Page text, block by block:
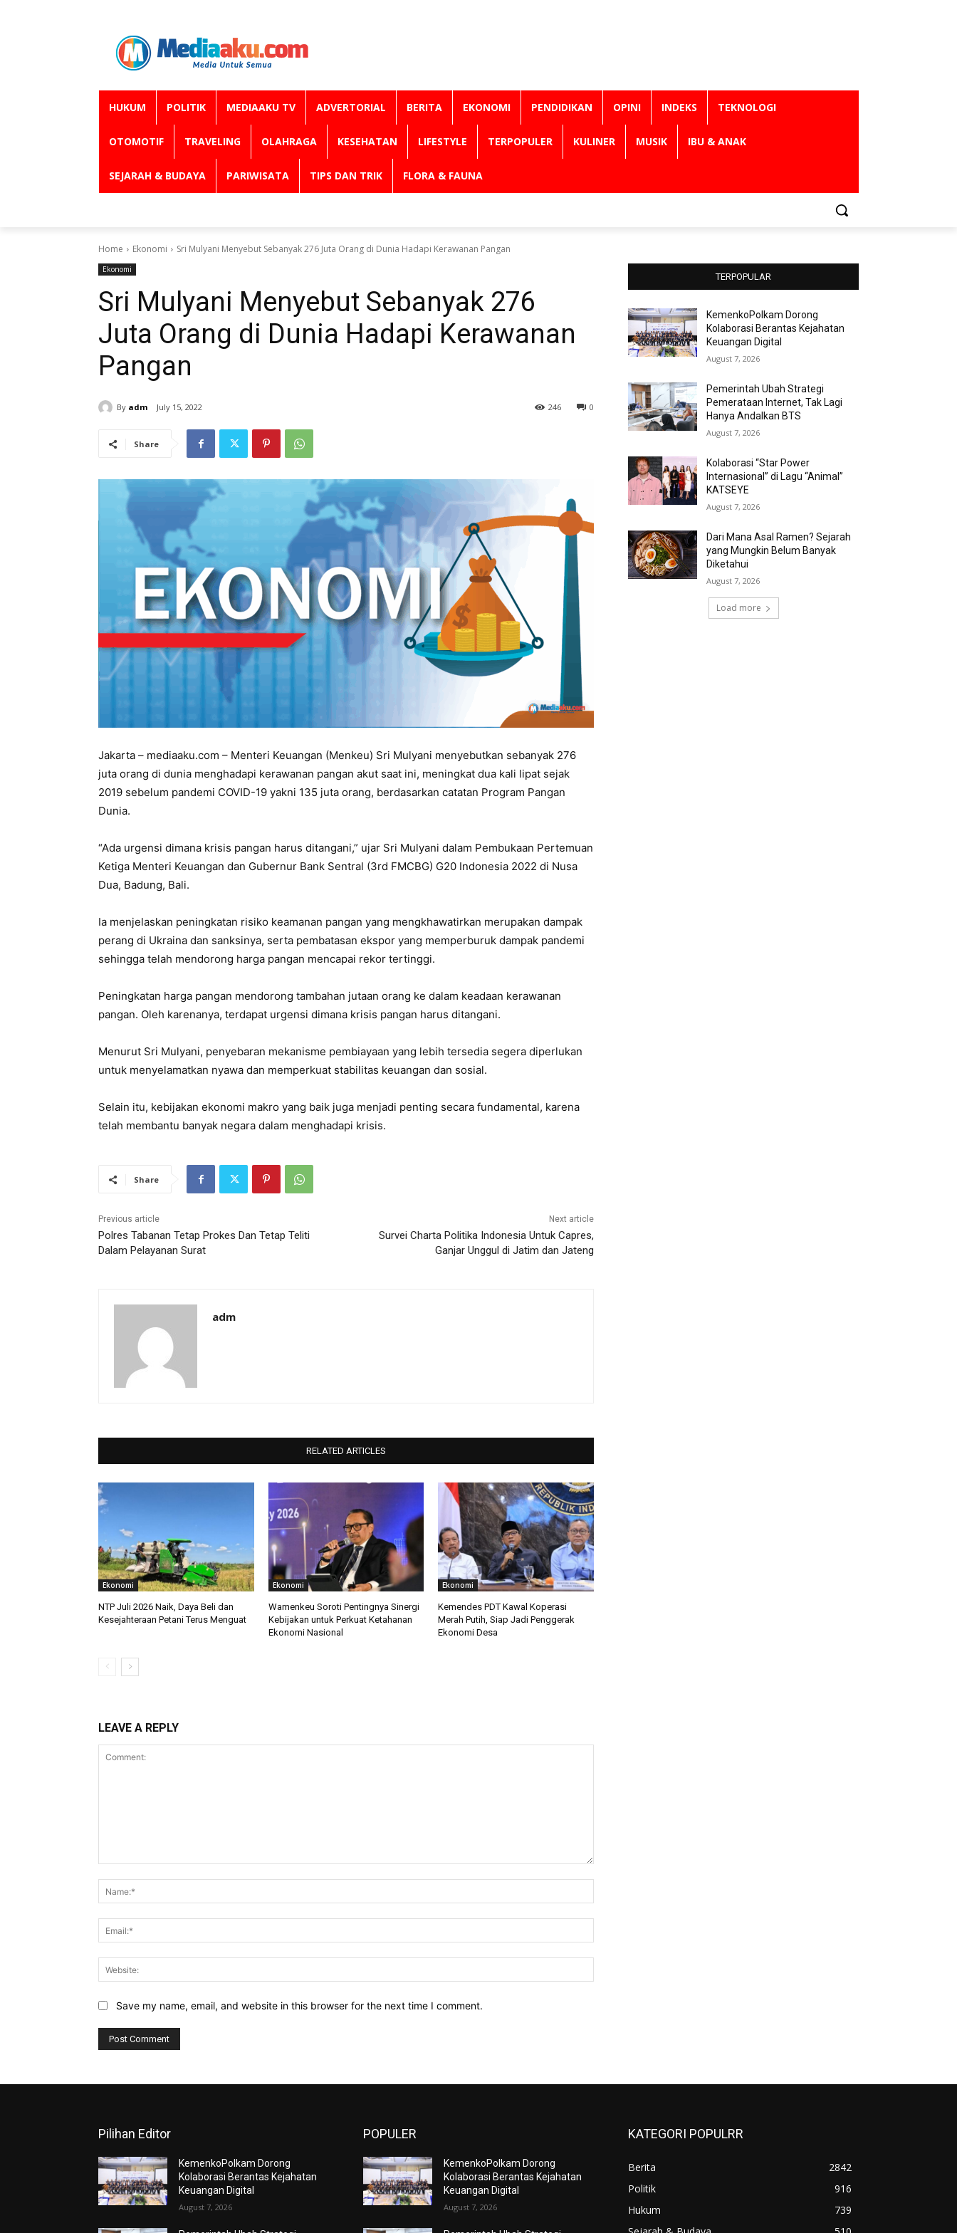
HUKUM POLITIK MEDIAAKU TV ADVERTORIAL BERITA EKONOMI PENDIDIKAN OPINI INDEKS TEKNOLOGI
OTOMOTIF TRAVELING OLAHRAGA KESEHATAN LIFESTYLE TERPOPULER KULINER MUSIK IBU & ANAK
SEJARAH & BUDAYA PARIWISATA TIPS DAN TRIK FLORA & FAUNA
Home Ekonomi Sri Mulyani Menyebut Sebanyak 276 Juta Orang di Dunia Hadapi Kerawanan Pangan
Ekonomi
Sri Mulyani Menyebut Sebanyak 276
Juta Orang di Dunia Hadapi Kerawanan
Pangan
By adm July 15, 2022 0
246
Share
Jakarta – mediaaku.com – Menteri Keuangan (Menkeu) Sri Mulyani menyebutkan sebanyak 276
juta orang di dunia menghadapi kerawanan pangan akut saat ini, meningkat dua kali lipat sejak
2019 sebelum pandemi COVID-19 yakni 135 juta orang, berdasarkan catatan Program Pangan
Dunia.
“Ada urgensi dimana krisis pangan harus ditangani,” ujar Sri Mulyani dalam Pembukaan Pertemuan
Ketiga Menteri Keuangan dan Gubernur Bank Sentral (3rd FMCBG) G20 Indonesia 2022 di Nusa
Dua, Badung, Bali.
Ia menjelaskan peningkatan risiko keamanan pangan yang mengkhawatirkan merupakan dampak
perang di Ukraina dan sanksinya, serta pembatasan ekspor yang memperburuk dampak pandemi
sehingga telah mendorong harga pangan mencapai rekor tertinggi.
Peningkatan harga pangan mendorong tambahan jutaan orang ke dalam keadaan kerawanan
pangan. Oleh karenanya, terdapat urgensi dimana krisis pangan harus ditangani.
Menurut Sri Mulyani, penyebaran mekanisme pembiayaan yang lebih tersedia segera diperlukan
untuk menyelamatkan nyawa dan memperkuat stabilitas keuangan dan sosial.
Selain itu, kebijakan ekonomi makro yang baik juga menjadi penting secara fundamental, karena
telah membantu banyak negara dalam menghadapi krisis.
Share
Previous article
Polres Tabanan Tetap Prokes Dan Tetap Teliti
Dalam Pelayanan Surat
Next article
Survei Charta Politika Indonesia Untuk Capres,
Ganjar Unggul di Jatim dan Jateng
adm
RELATED ARTICLES
Ekonomi
NTP Juli 2026 Naik, Daya Beli dan
Kesejahteraan Petani Terus Menguat
Ekonomi
Wamenkeu Soroti Pentingnya Sinergi
Kebijakan untuk Perkuat Ketahanan
Ekonomi Nasional
Ekonomi
Kemendes PDT Kawal Koperasi
Merah Putih, Siap Jadi Penggerak
Ekonomi Desa
LEAVE A REPLY
Save my name, email, and website in this browser for the next time I comment.
TERPOPULAR
KemenkoPolkam Dorong
Kolaborasi Berantas Kejahatan
Keuangan Digital
August 7, 2026
Pemerintah Ubah Strategi
Pemerataan Internet, Tak Lagi
Hanya Andalkan BTS
August 7, 2026
Kolaborasi “Star Power
Internasional” di Lagu “Animal”
KATSEYE
August 7, 2026
Dari Mana Asal Ramen? Sejarah
yang Mungkin Belum Banyak
Diketahui
August 7, 2026
Load more
Pilihan Editor
KemenkoPolkam Dorong
Kolaborasi Berantas Kejahatan
Keuangan Digital
August 7, 2026
POPULER
KemenkoPolkam Dorong
Kolaborasi Berantas Kejahatan
Keuangan Digital
August 7, 2026
KATEGORI POPULRR
Berita
2842
Politik
916
Hukum
739